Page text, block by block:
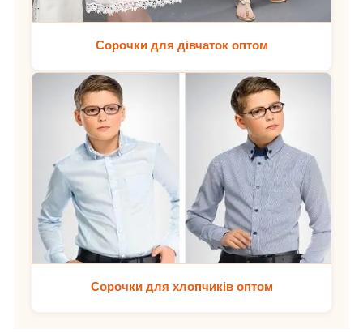
Сорочки для дівчаток оптом
Сорочки для хлопчиків оптом